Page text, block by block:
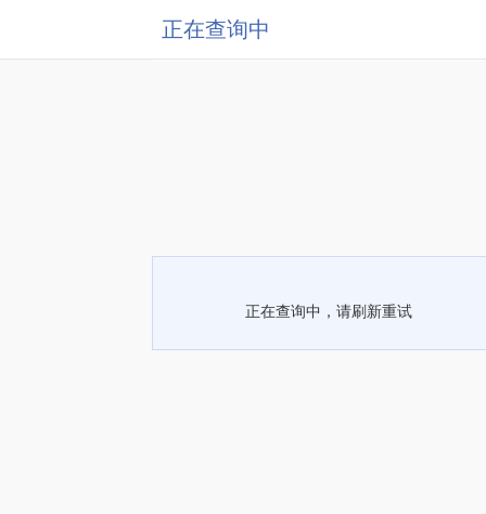
正在查询中
正在查询中，请刷新重试